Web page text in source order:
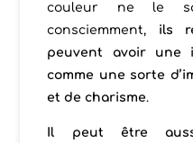
couleur ne le
consciemment, ils
peuvent avoir une
comme une sorte
et de charisme.
Il peut être